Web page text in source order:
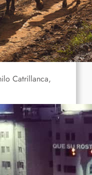
Catrillanca,